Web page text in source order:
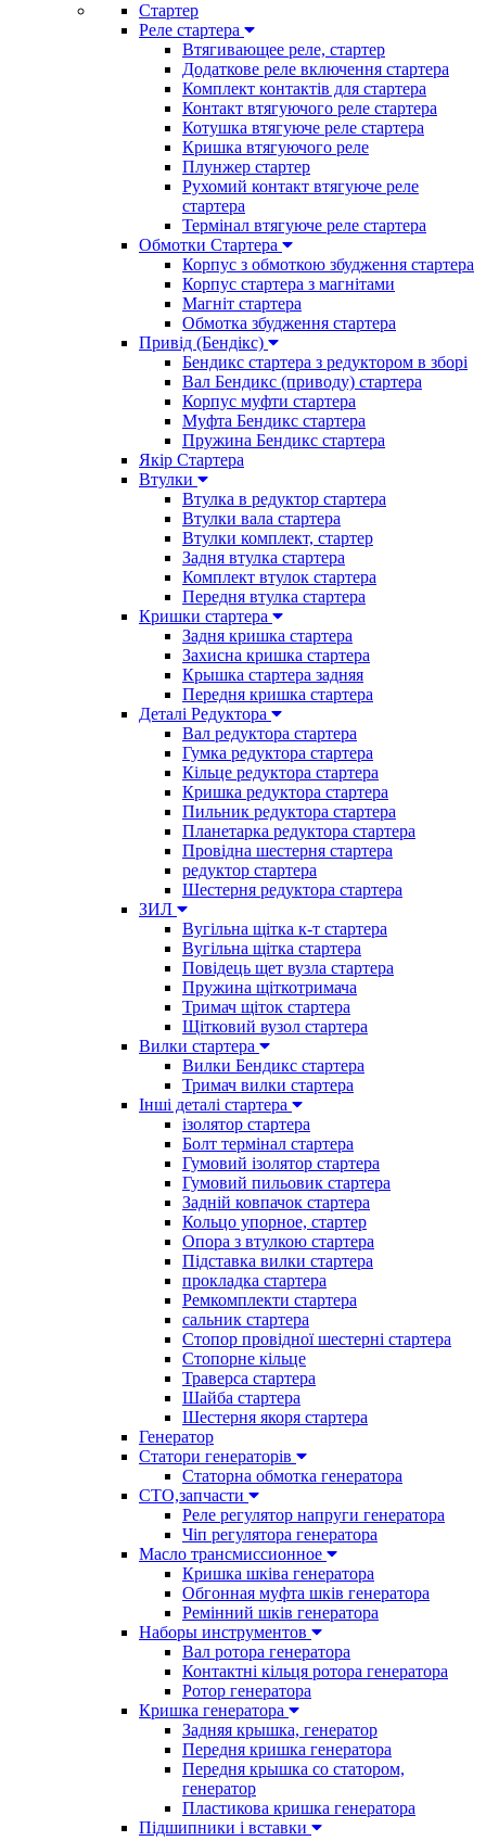
Стартер
Реле стартера
Втягивающее реле, стартер
Додаткове реле включення стартера
Комплект контактів для стартера
Контакт втягуючого реле стартера
Котушка втягуюче реле стартера
Кришка втягуючого реле
Плунжер стартер
Рухомий контакт втягуюче реле
стартера
Термінал втягуюче реле стартера
Обмотки Стартера
Корпус з обмоткою збудження стартера
Корпус стартера з магнітами
Магніт стартера
Обмотка збудження стартера
Привід (Бендікс)
Бендикс стартера з редуктором в зборі
Вал Бендикс (приводу) стартера
Корпус муфти стартера
Муфта Бендикс стартера
Пружина Бендикс стартера
Якір Стартера
Втулки
Втулка в редуктор стартера
Втулки вала стартера
Втулки комплект, стартер
Задня втулка стартера
Комплект втулок стартера
Передня втулка стартера
Кришки стартера
Задня кришка стартера
Захисна кришка стартера
Крышка стартера задняя
Передня кришка стартера
Деталі Редуктора
Вал редуктора стартера
Гумка редуктора стартера
Кільце редуктора стартера
Кришка редуктора стартера
Пильник редуктора стартера
Планетарка редуктора стартера
Провідна шестерня стартера
редуктор стартера
Шестерня редуктора стартера
ЗИЛ
Вугільна щітка к-т стартера
Вугільна щітка стартера
Повідець щет вузла стартера
Пружина щіткотримача
Тримач щіток стартера
Щітковий вузол стартера
Вилки стартера
Вилки Бендикс стартера
Тримач вилки стартера
Інші деталі стартера
ізолятор стартера
Болт термінал стартера
Гумовий ізолятор стартера
Гумовий пильовик стартера
Задній ковпачок стартера
Кольцо упорное, стартер
Опора з втулкою стартера
Підставка вилки стартера
прокладка стартера
Ремкомплекти стартера
сальник стартера
Стопор провідної шестерні стартера
Стопорне кільце
Траверса стартера
Шайба стартера
Шестерня якоря стартера
Генератор
Cтатори генераторів
Статорна обмотка генератора
СТО,запчасти
Реле регулятор напруги генератора
Чіп регулятора генератора
Масло трансмиссионное
Кришка шківа генератора
Обгонная муфта шків генератора
Ремінний шків генератора
Наборы инструментов
Вал ротора генератора
Контактні кільця ротора генератора
Ротор генератора
Кришка генератора
Задняя крышка, генератор
Передня кришка генератора
Передня крышка со статором,
генератор
Пластикова кришка генератора
Підшипники і вставки